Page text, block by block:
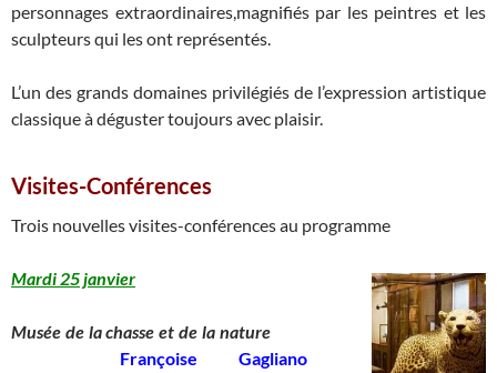
personnages extraordinaires,magnifiés par les peintres et les
sculpteurs qui les ont représentés.
L’un des grands domaines privilégiés de l’expression artistique
classique à déguster toujours avec plaisir.
Visites-Conférences
Trois nouvelles visites-conférences au programme
Mardi 25 janvier
Musée de la chasse et de la nature
Françoise Gagliano